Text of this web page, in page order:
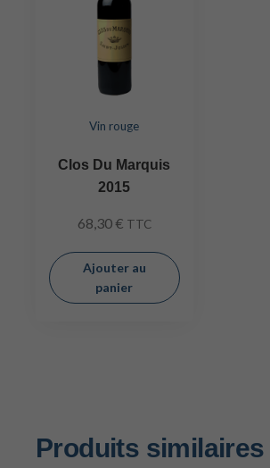
Vin rouge
Clos Du Marquis
2015
68,30 € TTC
Ajouter au
panier
Produits similaires